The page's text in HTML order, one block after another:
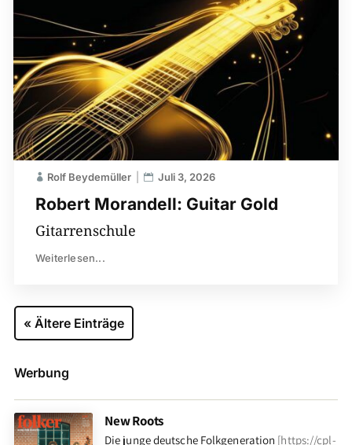
Robert Morandell: Guitar Gold
Rolf Beydemüller Juli 3, 2026
Gitarrenschule
Weiterlesen...
« Ältere Einträge
Werbung
New Roots
Die junge deutsche Folkgeneration [https://cpl-